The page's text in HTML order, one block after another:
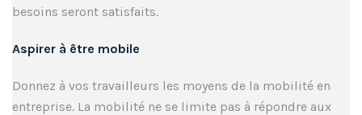
besoins seront satisfaits.
Aspirer à être mobile
Donnez à vos travailleurs les moyens de la mobilité en
entreprise. La mobilité ne se limite pas à répondre aux